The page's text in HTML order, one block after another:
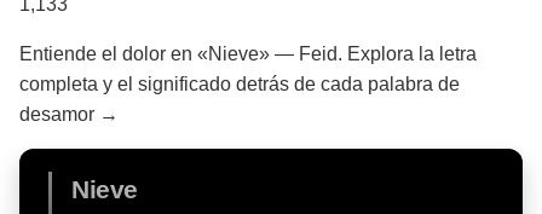
1,133
Entiende el dolor en «Nieve» — Feid. Explora la letra
completa y el significado detrás de cada palabra de
desamor →
Nieve